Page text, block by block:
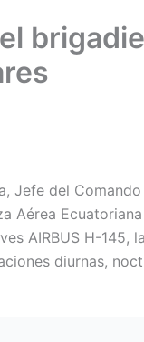
del
Aérea
AIRBUS H-145,
diurnas,